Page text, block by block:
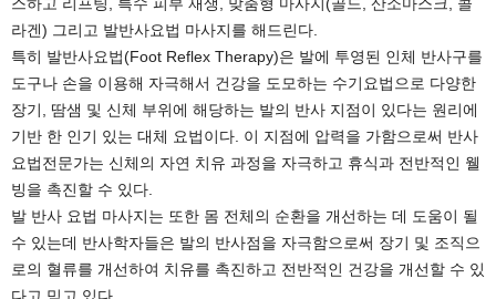
라겐) 그리고 발반사요법 마사지를 해드린다.
특히 발반사요법(Foot Reflex Therapy)은 발에 투영된 인체 반사구를
도구나 손을 이용해 자극해서 건강을 도모하는 수기요법으로 다양한
장기, 땀샘 및 신체 부위에 해당하는 발의 반사 지점이 있다는 원리에
기반 한 인기 있는 대체 요법이다. 이 지점에 압력을 가함으로써 반사
요법전문가는 신체의 자연 치유 과정을 자극하고 휴식과 전반적인 웰
빙을 촉진할 수 있다.
발 반사 요법 마사지는 또한 몸 전체의 순환을 개선하는 데 도움이 될
수 있는데 반사학자들은 발의 반사점을 자극함으로써 장기 및 조직으
로의 혈류를 개선하여 치유를 촉진하고 전반적인 건강을 개선할 수 있